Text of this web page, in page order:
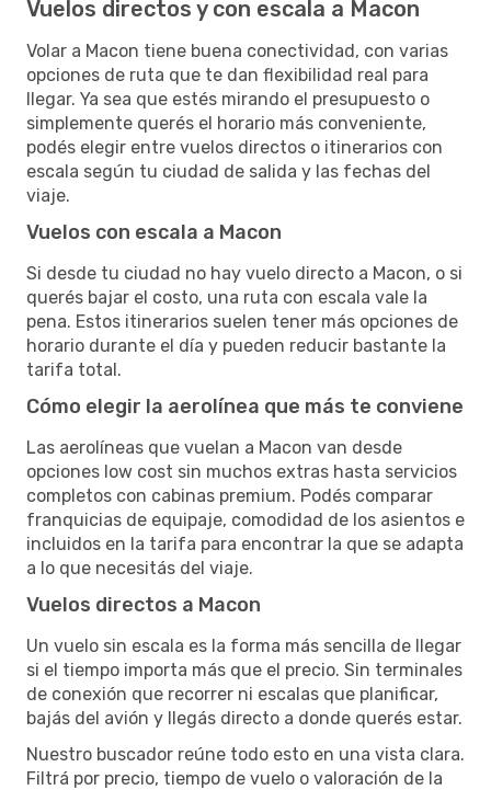
Vuelos directos y con escala a Macon
Volar a Macon tiene buena conectividad, con varias
opciones de ruta que te dan flexibilidad real para
llegar. Ya sea que estés mirando el presupuesto o
simplemente querés el horario más conveniente,
podés elegir entre vuelos directos o itinerarios con
escala según tu ciudad de salida y las fechas del
viaje.
Vuelos con escala a Macon
Si desde tu ciudad no hay vuelo directo a Macon, o si
querés bajar el costo, una ruta con escala vale la
pena. Estos itinerarios suelen tener más opciones de
horario durante el día y pueden reducir bastante la
tarifa total.
Cómo elegir la aerolínea que más te conviene
Las aerolíneas que vuelan a Macon van desde
opciones low cost sin muchos extras hasta servicios
completos con cabinas premium. Podés comparar
franquicias de equipaje, comodidad de los asientos e
incluidos en la tarifa para encontrar la que se adapta
a lo que necesitás del viaje.
Vuelos directos a Macon
Un vuelo sin escala es la forma más sencilla de llegar
si el tiempo importa más que el precio. Sin terminales
de conexión que recorrer ni escalas que planificar,
bajás del avión y llegás directo a donde querés estar.
Nuestro buscador reúne todo esto en una vista clara.
Filtrá por precio, tiempo de vuelo o valoración de la